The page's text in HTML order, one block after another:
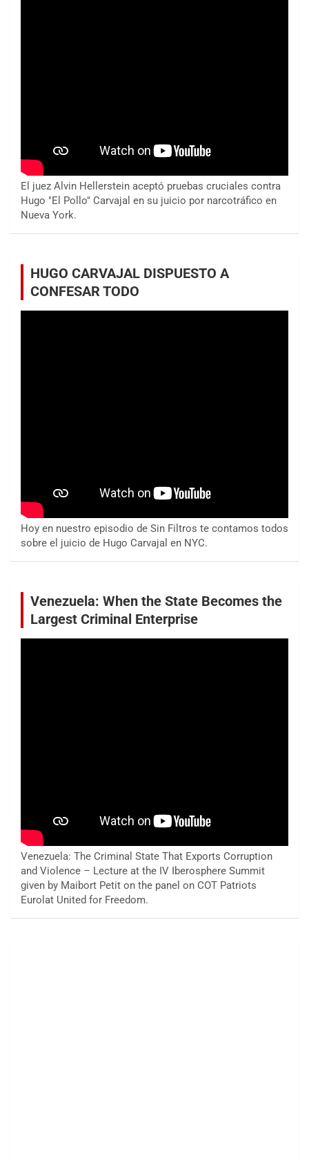
El juez Alvin Hellerstein aceptó pruebas cruciales contra
Hugo "El Pollo" Carvajal en su juicio por narcotráfico en
Nueva York.
HUGO CARVAJAL DISPUESTO A
CONFESAR TODO
Hoy en nuestro episodio de Sin Filtros te contamos todos
sobre el juicio de Hugo Carvajal en NYC.
Venezuela: When the State Becomes the
Largest Criminal Enterprise
Venezuela: The Criminal State That Exports Corruption
and Violence – Lecture at the IV Iberosphere Summit
given by Maibort Petit on the panel on COT Patriots
Eurolat United for Freedom.